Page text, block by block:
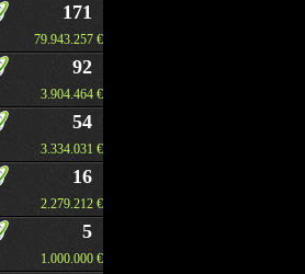
171
79.943.257 €
92
3.904.464 €
54
3.334.031 €
16
2.279.212 €
5
1.000.000 €